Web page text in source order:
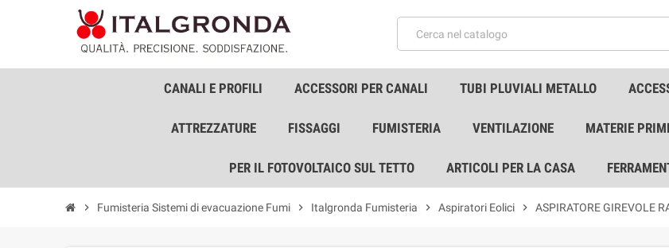
CANALI E PROFILI ACCESSORI PER CANALI TUBI PLUVIALI METALLO
ATTREZZATURE FISSAGGI FUMISTERIA VENTILAZIONE MATERIE
PER IL FOTOVOLTAICO SUL TETTO ARTICOLI PER LA CASA
chevron_right Fumisteria Sistemi di evacuazione Fumi chevron_right Italgronda Fumisteria chevron_right Aspiratori Eolici chevron_right ASPIRATORE GIREVOLE